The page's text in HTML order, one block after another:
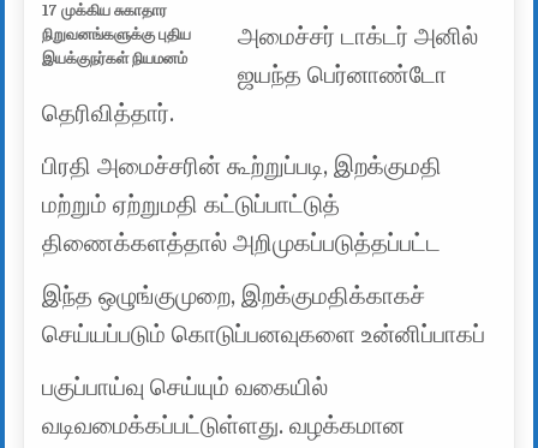
17 முக்கிய சுகாதார
நிறுவனங்களுக்கு புதிய
இயக்குநர்கள் நியமனம்
அமைச்சர் டாக்டர் அனில்
ஜயந்த பெர்னாண்டோ
தெரிவித்தார்.
பிரதி அமைச்சரின் கூற்றுப்படி, இறக்குமதி
மற்றும் ஏற்றுமதி கட்டுப்பாட்டுத்
திணைக்களத்தால் அறிமுகப்படுத்தப்பட்ட
இந்த ஒழுங்குமுறை, இறக்குமதிக்காகச்
செய்யப்படும் கொடுப்பனவுகளை உன்னிப்பாகப்
பகுப்பாய்வு செய்யும் வகையில்
வடிவமைக்கப்பட்டுள்ளது. வழக்கமான